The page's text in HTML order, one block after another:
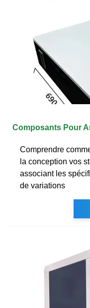
Composants Pour
Comprendre
la conception vos
associant les
de variations